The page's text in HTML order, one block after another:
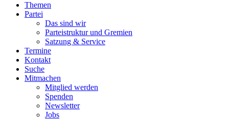
Themen
Partei
Das sind wir
Parteistruktur und Gremien
Satzung & Service
Termine
Kontakt
Suche
Mitmachen
Mitglied werden
Spenden
Newsletter
Jobs